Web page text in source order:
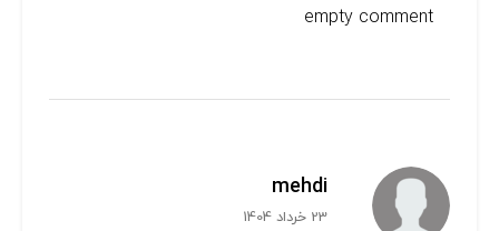
empty comment
mehdi
23 خرداد 1404